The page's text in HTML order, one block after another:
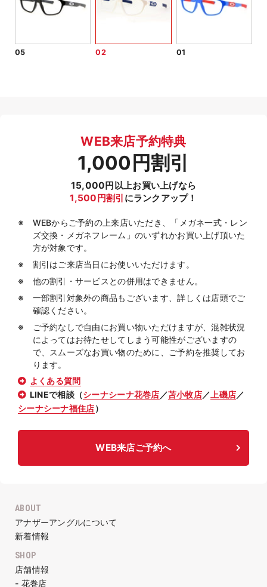
05 02 01
WEB来店予約特典
1,000円割引
15,000円以上お買い上げなら
1,500円割引 にランクアップ！
WEBからご予約の上来店いただき、「メガネ一式・レン
ズ交換・メガネフレーム」のいずれかお買い上げ頂いた
方が対象です。
割引はご来店当日にお使いいただけます。
他の割引・サービスとの併用はできません。
一部割引対象外の商品もございます、詳しくは店頭でご
確認ください。
ご予約なしで自由にお買い物いただけますが、混雑状況
によってはお待たせしてしまう可能性がございますの
で、スムーズなお買い物のために、ご予約を推奨してお
ります。
よくある質問
LINEで相談（シーナシーナ花巻店 ／苫小牧店／ 上磯店／
シーナシーナ福住店）
WEB来店ご予約へ
ABOUT
アナザーアングルについて
新着情報
SHOP
店舗情報
- 花巻店